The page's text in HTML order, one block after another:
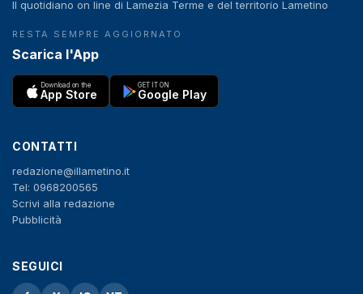
Il quotidiano on line di Lamezia Terme e del territorio Lametino
RESTA SEMPRE AGGIORNATO
Scarica l'App
Download on the
App Store
GET IT ON
Google Play
CONTATTI
redazione@illametino.it
Tel: 0968200565
Scrivi alla redazione
Pubblicità
SEGUICI